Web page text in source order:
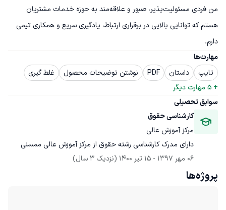
من فردی مسئولیت‌پذیر، صبور و علاقه‌مند به حوزه خدمات مشتریان
هستم که توانایی بالایی در برقراری ارتباط، یادگیری سریع و همکاری تیمی
دارم.
مهارت‌ها
تایپ
داستان PDF نوشتن توضیحات محصول
غلط گیری
+
5 مهارت دیگر
سوابق تحصیلی
کارشناسی حقوق
مرکز آموزش عالی
دارای مدرک کارشناسی رشته حقوق از مرکز آموزش عالی ممسنی
06 مهر 1397
- 15 تیر 1400 (نزدیک 3 سال)
پروژه‌ها